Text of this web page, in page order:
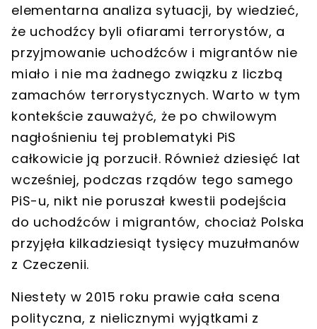
elementarna analiza sytuacji, by wiedzieć,
że uchodźcy byli ofiarami terrorystów, a
przyjmowanie uchodźców i migrantów nie
miało i nie ma żadnego związku z liczbą
zamachów terrorystycznych. Warto w tym
kontekście zauważyć, że po chwilowym
nagłośnieniu tej problematyki PiS
całkowicie ją porzucił. Również dziesięć lat
wcześniej, podczas rządów tego samego
PiS-u, nikt nie poruszał kwestii podejścia
do uchodźców i migrantów, chociaż Polska
przyjęła kilkadziesiąt tysięcy muzułmanów
z Czeczenii.
Niestety w 2015 roku prawie cała scena
polityczna, z nielicznymi wyjątkami z